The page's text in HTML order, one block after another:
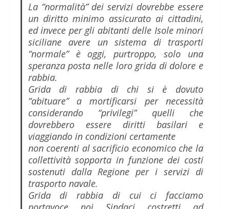
La “normalità” dei servizi dovrebbe essere
un diritto minimo assicurato ai cittadini,
ed invece per gli abitanti delle Isole minori
siciliane avere un sistema di trasporti
“normale” è oggi, purtroppo, solo una
speranza posta nelle loro grida di dolore e
rabbia.
Grida di rabbia di chi si è dovuto
“abituare” a mortificarsi per necessità
considerando “privilegi” quelli che
dovrebbero essere diritti basilari e
viaggiando in condizioni certamente
non coerenti al sacrificio economico che la
collettività sopporta in funzione dei costi
sostenuti dalla Regione per i servizi di
trasporto navale.
Grida di rabbia di cui ci facciamo